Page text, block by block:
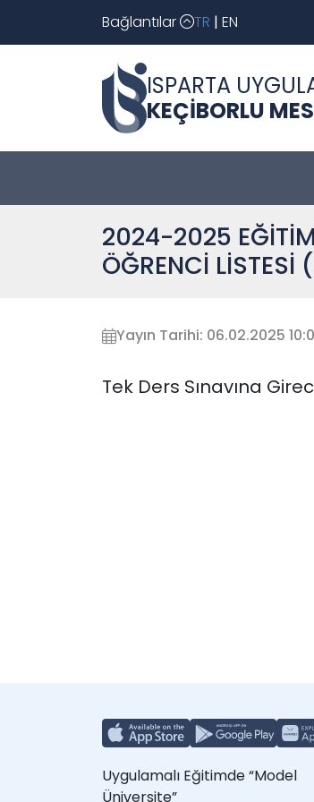
Bağlantılar TR | EN
ISPARTA
KEÇİBORLU
2024-2025
ÖĞRENCİ
Yayın Tarihi: 06.02.2025
Tek Ders Sınavına
Uygulamalı Eğitimde “Model
Üniversite”